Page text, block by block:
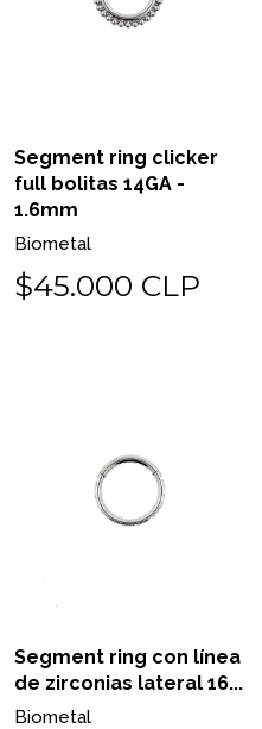
Segment ring clicker
full bolitas 14GA -
1.6mm
Biometal
$45.000 CLP
Segment ring con línea
de zirconias lateral 16...
Biometal